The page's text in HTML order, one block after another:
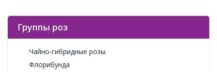
Группы роз
Чайно-гибридные розы
Флорибунда